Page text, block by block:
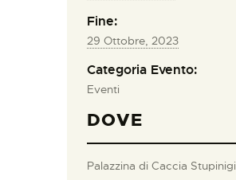
Fine:
29 Ottobre, 2023
Categoria Evento:
Eventi
DOVE
Palazzina di Caccia Stupinigi